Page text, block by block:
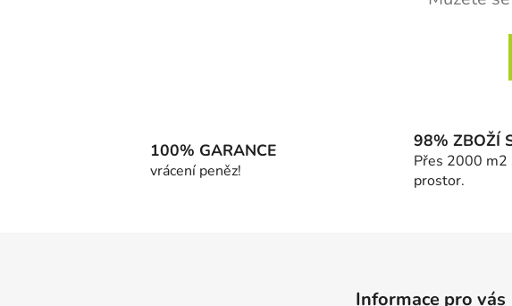
100% GARANCE
vrácení peněz!
98% ZBOŽÍ
Přes 2000 m2
prostor.
Informace pro vás